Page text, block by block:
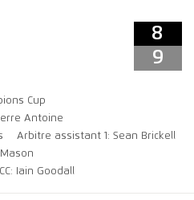
8
9
Cup
Antoine
Arbitre assistant 1: Sean Brickell
CC: Iain Goodall